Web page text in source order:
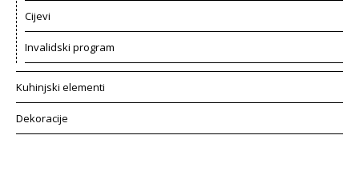
Cijevi
Invalidski program
Kuhinjski elementi
Dekoracije